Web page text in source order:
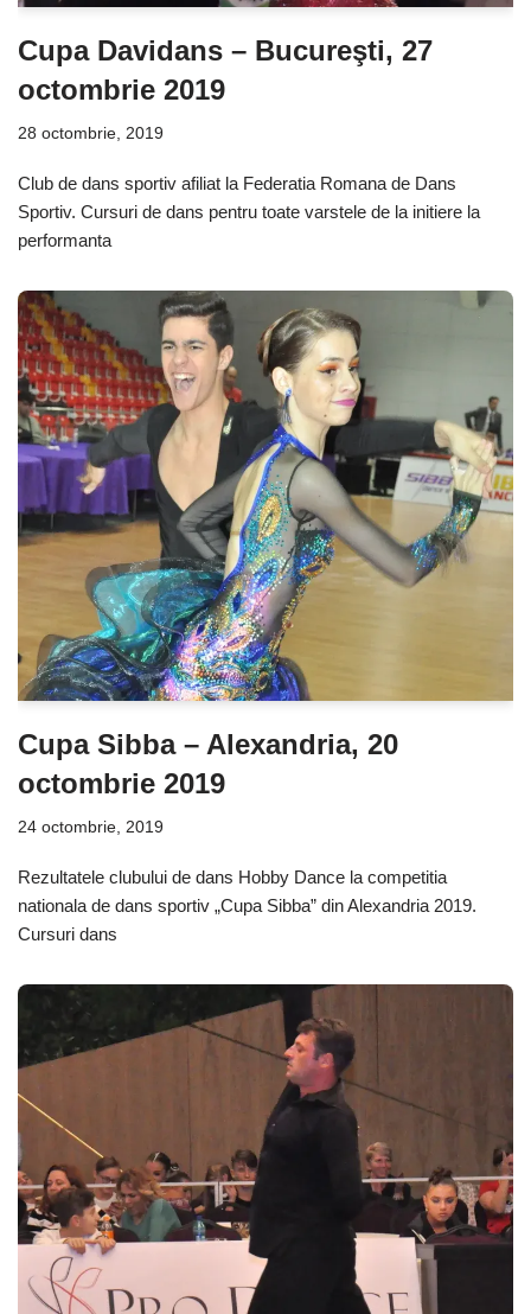
Cupa Davidans – Bucureşti, 27
octombrie 2019
28 octombrie, 2019
Club de dans sportiv afiliat la Federatia Romana de Dans
Sportiv. Cursuri de dans pentru toate varstele de la initiere la
performanta
Cupa Sibba – Alexandria, 20
octombrie 2019
24 octombrie, 2019
Rezultatele clubului de dans Hobby Dance la competitia
nationala de dans sportiv „Cupa Sibba” din Alexandria 2019.
Cursuri dans